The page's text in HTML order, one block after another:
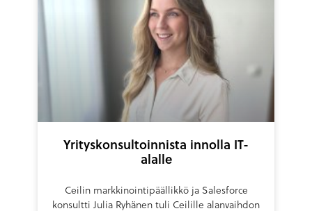
Yrityskonsultoinnista innolla IT-
alalle
Ceilin markkinointipäällikkö ja Salesforce
konsultti Julia Ryhänen tuli Ceilille alanvaihdon